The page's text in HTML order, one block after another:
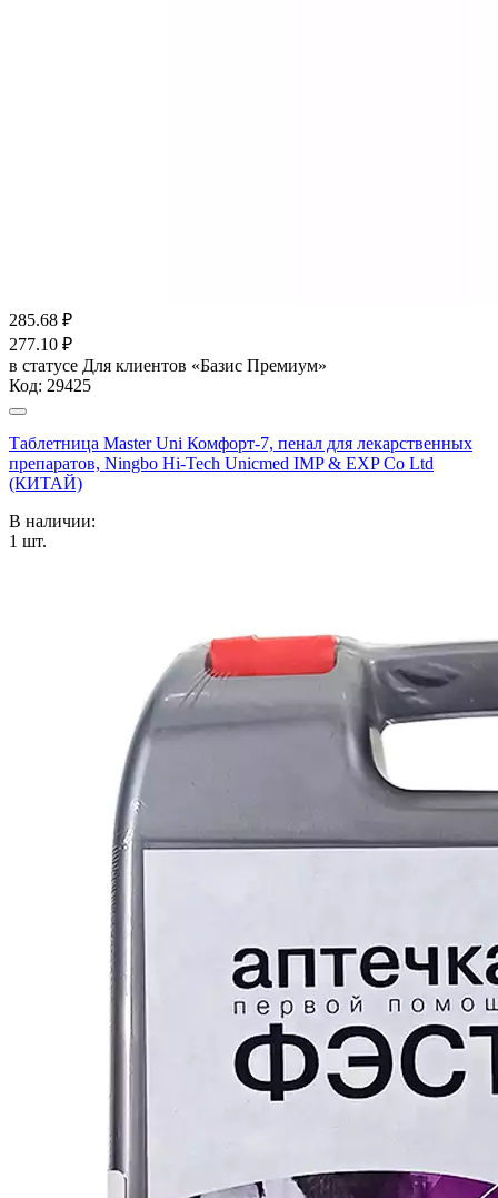
285.68 ₽
277.10 ₽
в статусе Для клиентов «Базис Премиум»
Код: 29425
Таблетница Master Uni Комфорт-7, пенал для лекарственных
препаратов, Ningbo Hi-Tech Unicmed IMP & EXP Co Ltd
(КИТАЙ)
В наличии:
1 шт.